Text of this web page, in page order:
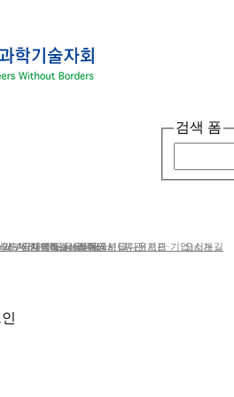
검색 폼
말 함께하는 사람들 CI다운로드 오시는길
기부금내역&결산서류공시
/도서/자료집 갤러리 유관(기관·기업)소개
of iWc Research topics
단체에 도움을 주신 분들